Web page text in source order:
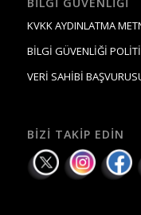
KVKK AYDINLATMA
BİLGİ GÜVENLİĞİ
VERİ SAHİBİ
BIZI TAKIP EDIN